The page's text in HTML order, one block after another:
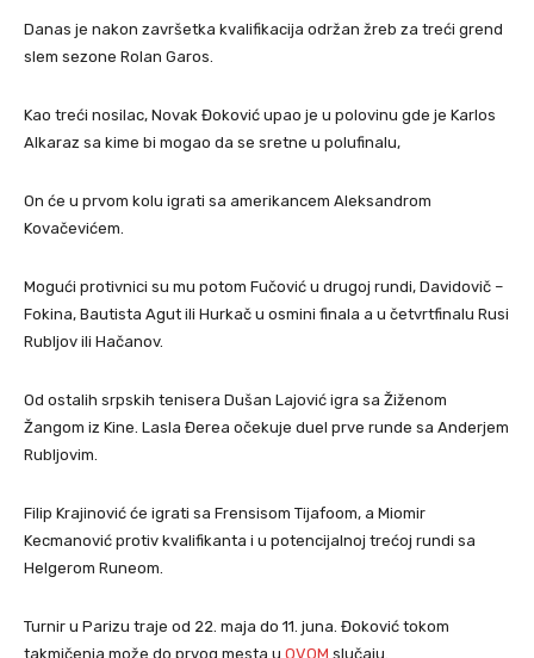
Danas je nakon završetka kvalifikacija održan žreb za treći grend
slem sezone Rolan Garos.
Kao treći nosilac, Novak Đoković upao je u polovinu gde je Karlos
Alkaraz sa kime bi mogao da se sretne u polufinalu,
On će u prvom kolu igrati sa amerikancem Aleksandrom
Kovačevićem.
Mogući protivnici su mu potom Fučović u drugoj rundi, Davidovič –
Fokina, Bautista Agut ili Hurkač u osmini finala a u četvrtfinalu Rusi
Rubljov ili Hačanov.
Od ostalih srpskih tenisera Dušan Lajović igra sa Žiženom
Žangom iz Kine. Lasla Đerea očekuje duel prve runde sa Anderjem
Rubljovim.
Filip Krajinović će igrati sa Frensisom Tijafoom, a Miomir
Kecmanović protiv kvalifikanta i u potencijalnoj trećoj rundi sa
Helgerom Runeom.
Turnir u Parizu traje od 22. maja do 11. juna. Đoković tokom
takmičenja može do prvog mesta u OVOM slučaju.